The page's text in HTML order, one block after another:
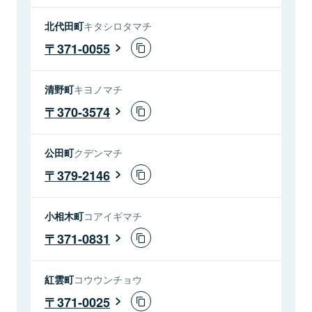
北代田町キタシロタマチ
371-0055
清野町キヨノマチ
370-3574
公田町クデンマチ
379-2146
小相木町コアイギマチ
371-0831
紅雲町コウウンチョウ
371-0025